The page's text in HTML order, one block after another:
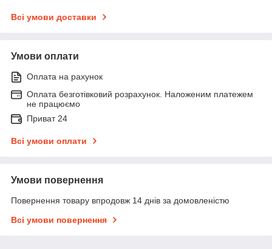
Всі умови доставки
Умови оплати
Оплата на рахунок
Оплата безготівковий розрахунок. Наложеним платежем
не працюємо
Приват 24
Всі умови оплати
Умови повернення
Повернення товару впродовж 14 днів за домовленістю
Всі умови повернення